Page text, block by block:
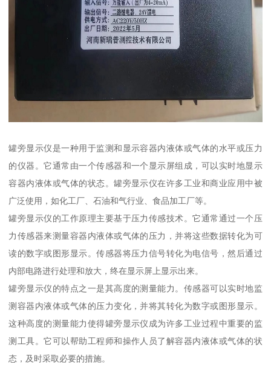
罐旁显示仪是一种用于监测和显示容器内液体或气体的水平或压力
的仪器。它通常由一个传感器和一个显示屏组成，可以实时地显示
容器内液体或气体的状态。罐旁显示仪在许多工业和商业应用中被
广泛使用，如化工厂、石油和气行业、食品加工厂等。
罐旁显示仪的工作原理主要基于压力传感技术。它通常通过一个压
力传感器来测量容器内液体或气体的压力，并将这些数据转化为可
读的数字或图形显示。传感器将压力信号转化为电信号，然后通过
内部电路进行处理和放大，终在显示屏上显示出来。
罐旁显示仪的特点之一是其高度的测量能力。传感器可以实时地监
测容器内液体或气体的压力变化，并将其转化为数字或图形显示。
这种高度的测量能力使得罐旁显示仪成为许多工业过程中重要的监
测工具。它可以帮助工程师和操作人员了解容器内液体或气体的状
态，及时采取必要的措施。